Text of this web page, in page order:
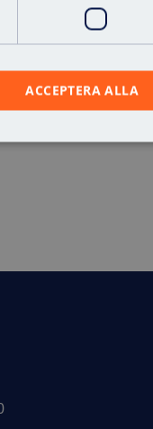
ACCEPTERA ALLA